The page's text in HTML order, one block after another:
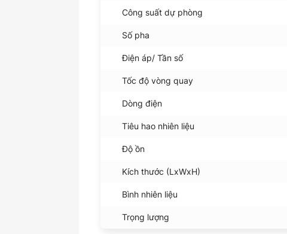
Công suất dự phòng
Số pha
Điện áp/ Tần số
Tốc độ vòng quay
Dòng điện
Tiêu hao nhiên liệu
Độ ồn
Kích thước (LxWxH)
Bình nhiên liệu
Trọng lượng